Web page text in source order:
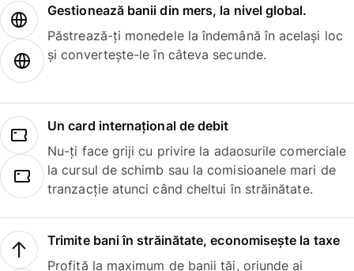
Gestionează banii din mers, la nivel global.
Păstrează-ți monedele la îndemână în același loc
și convertește-le în câteva secunde.
Un card internațional de debit
Nu-ți face griji cu privire la adaosurile comerciale
la cursul de schimb sau la comisioanele mari de
tranzacție atunci când cheltui în străinătate.
Trimite bani în străinătate, economisește la taxe
Profită la maximum de banii tăi, oriunde ai